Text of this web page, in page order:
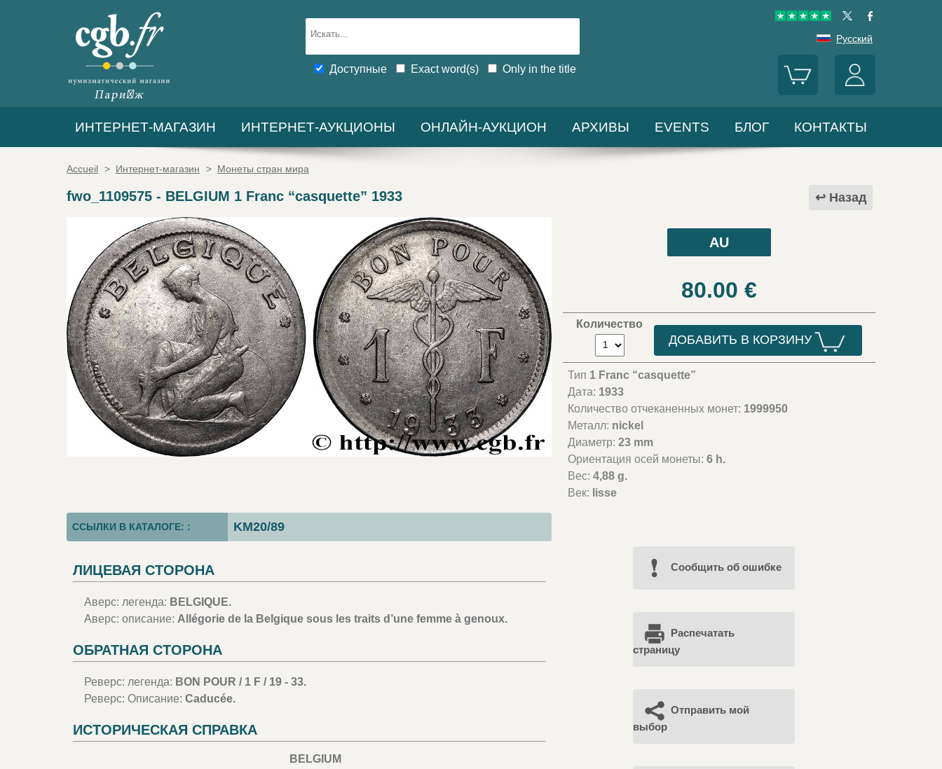
Доступные Exact word(s) Only in the title
Русский
ИНТЕРНЕТ-МАГАЗИН ИНТЕРНЕТ-АУКЦИОНЫ ОНЛАЙН-АУКЦИОН АРХИВЫ EVENTS БЛОГ КОНТАКТЫ
Accueil > Интернет-магазин > Монеты стран мира
Назад
fwo_1109575 - BELGIUM 1 Franc “casquette” 1933
AU
80.00 €
Количество
ДОБАВИТЬ В КОРЗИНУ
Тип 1 Franc “casquette”
Дата: 1933
Количество отчеканенных монет: 1999950
Металл: nickel
Диаметр:23 mm
Ориентация осей монеты:6 h.
Вес:4,88 g.
Век: lisse
ССЫЛКИ В КАТАЛОГЕ: : KM20/89
ЛИЦЕВАЯ СТОРОНА
Аверс: легенда: BELGIQUE.
Аверс: описание: Allégorie de la Belgique sous les traits d’une femme à genoux.
ОБРАТНАЯ СТОРОНА
Реверс: легенда: BON POUR / 1 F / 19 - 33.
Реверс: Описание: Caducée.
ИСТОРИЧЕСКАЯ СПРАВКА
BELGIUM
Cообщить об ошибке
Распечатать
страницу
Отправить мой
выбор